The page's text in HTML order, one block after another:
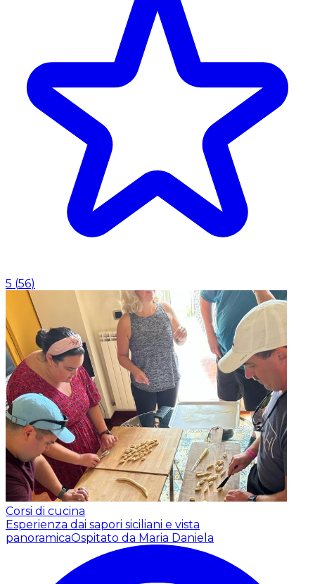
5 (56)
Corsi di cucina
Esperienza dai sapori siciliani e vista
panoramicaOspitato da Maria Daniela